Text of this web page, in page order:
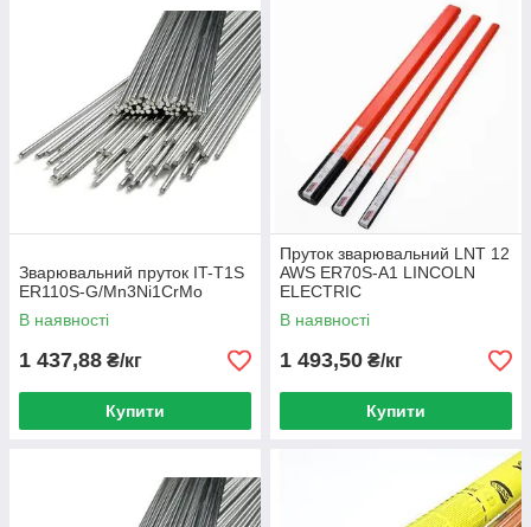
Зварювальний пруток IT-T1S
ER110S-G/Mn3Ni1CrMo
В наявності
1 437,88 ₴/кг
Купити
Пруток зварювальний LNT 12
AWS ER70S-A1 LINCOLN
ELECTRIC
В наявності
1 493,50 ₴/кг
Купити